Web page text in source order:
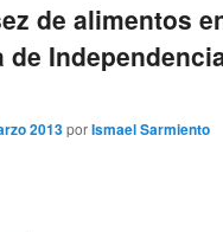
de alimentos
de
2013porIsmael Sarmiento